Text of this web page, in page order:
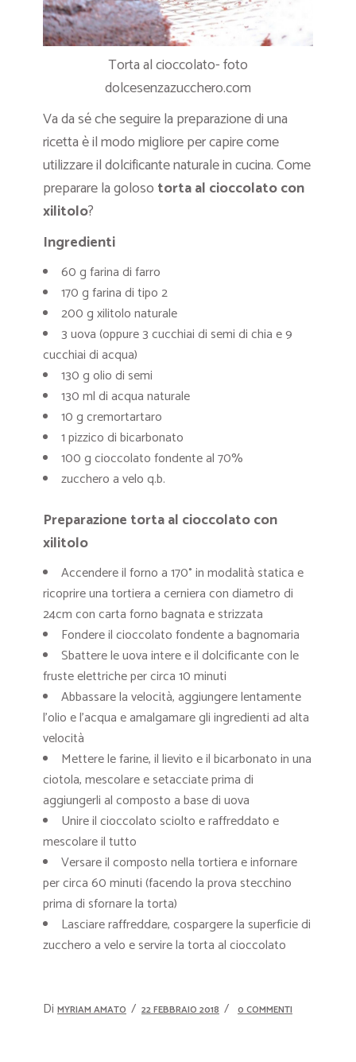
Torta al cioccolato- foto
dolcesenzazucchero.com
Va da sé che seguire la preparazione di una
ricetta è il modo migliore per capire come
utilizzare il dolcificante naturalein cucina. Come
preparare la goloso torta al cioccolato con
xilitolo?
Ingredienti
60 g farina di farro
170 g farina di tipo 2
200 g xilitolo naturale
3 uova (oppure 3 cucchiai di semi di chia e 9
cucchiai di acqua)
130 g olio di semi
130 ml di acqua naturale
10 g cremortartaro
1 pizzico di bicarbonato
100 g cioccolato fondente al 70%
zucchero a velo q.b.
Preparazione torta al cioccolato con
xilitolo
Accendere il forno a 170° in modalità statica e
ricoprire una tortiera a cerniera con diametro di
24cm con carta forno bagnata e strizzata
Fondere il cioccolato fondente a bagnomaria
Sbattere le uova intere e il dolcificante con le
fruste elettriche per circa 10 minuti
Abbassare la velocità, aggiungere lentamente
l’olio e l’acqua e amalgamare gli ingredienti ad alta
velocità
Mettere le farine, il lievito e il bicarbonato in una
ciotola, mescolare e setacciate prima di
aggiungerli al composto a base di uova
Unire il cioccolato sciolto e raffreddato e
mescolare il tutto
Versare il composto nella tortiera e infornare
per circa 60 minuti (facendo la prova stecchino
prima di sfornare la torta)
Lasciare raffreddare, cospargere la superficie di
zucchero a velo e servire la torta al cioccolato
Di MYRIAM AMATO 22 FEBBRAIO 2018 0 COMMENTI